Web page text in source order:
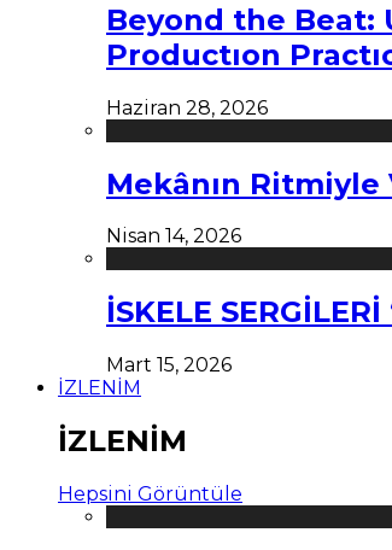
Beyond the Beat:
Productıon
Haziran 28, 2026
Mekânın Ritmiyle
Nisan 14, 2026
İSKELE
Mart 15, 2026
İZLENİM
İZLENİM
Hepsini Görüntüle